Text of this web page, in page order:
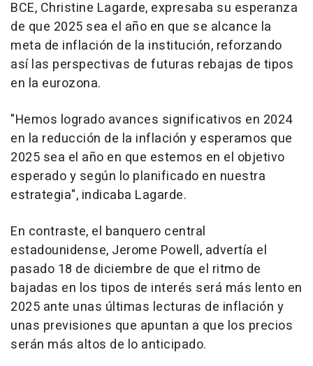
BCE, Christine Lagarde, expresaba su esperanza
de que 2025 sea el año en que se alcance la
meta de inflación de la institución, reforzando
así las perspectivas de futuras rebajas de tipos
en la eurozona.
"Hemos logrado avances significativos en 2024
en la reducción de la inflación y esperamos que
2025 sea el año en que estemos en el objetivo
esperado y según lo planificado en nuestra
estrategia", indicaba Lagarde.
En contraste, el banquero central
estadounidense, Jerome Powell, advertía el
pasado 18 de diciembre de que el ritmo de
bajadas en los tipos de interés será más lento en
2025 ante unas últimas lecturas de inflación y
unas previsiones que apuntan a que los precios
serán más altos de lo anticipado.